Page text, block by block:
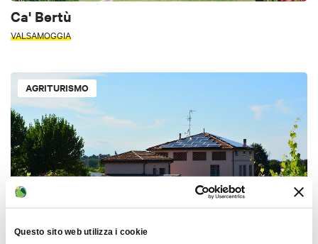
Questo sito web utilizza i cookie
Ca' Bertù
VALSAMOGGIA
AGRITURISMO